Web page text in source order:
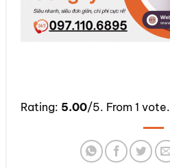
SUBMIT RATING
Rating: 5.00/5. From 1 vote.